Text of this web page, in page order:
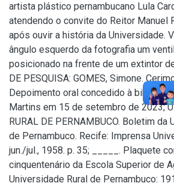
artista plástico pernambucano Lula
atendendo o convite do Reitor Manuel
após ouvir a história da Universidade.
ângulo esquerdo da fotografia um
posicionado na frente de um extintor
DE PESQUISA: GOMES, Simone.
Depoimento oral concedido à
Martins em 15 de setembro de 2023;
RURAL DE PERNAMBUCO. Boletim da
de Pernambuco. Recife: Imprensa
jun./jul., 1958. p. 35; _____. Plaquete
cinquentenário da Escola Superior de
Universidade Rural de Pernambuco: